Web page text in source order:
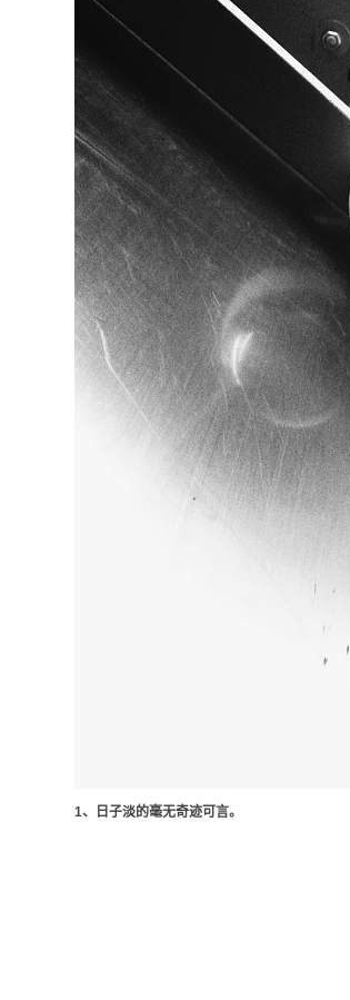
1、日子淡的毫无奇迹可言。